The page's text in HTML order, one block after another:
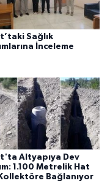
Sağlık
İnceleme
Altyapıya Dev
1.100 Metrelik Hat
Bağlanıyor